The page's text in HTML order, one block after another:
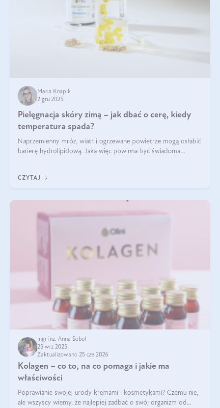
Maria Knapik
2 gru 2025
Pielęgnacja skóry zimą – jak dbać o cerę, kiedy
temperatura spada?
Naprzemienny mróz, wiatr i ogrzewane powietrze mogą osłabić
barierę hydrolipidową. Jaka więc powinna być świadoma
CZYTAJ
mgr inż. Anna Sobol
25 wrz 2025
Zaktualizowano 25 cze 2026
Kolagen – co to, na co pomaga i jakie ma
właściwości
Poprawianie swojej urody kremami i kosmetykami? Czemu nie,
ale wszyscy wiemy, że najlepiej zadbać o swój organizm od